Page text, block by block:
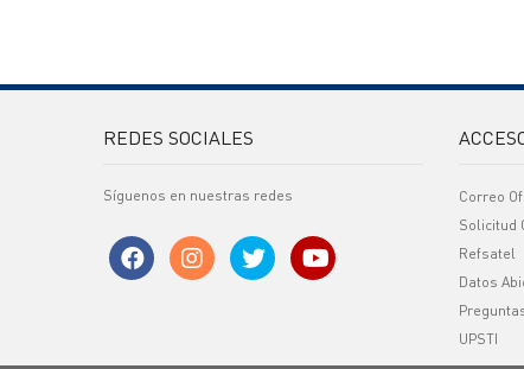
REDES SOCIALES
Síguenos en nuestras redes
Correo
Solicitud
Refsatel
Datos
UPSTI